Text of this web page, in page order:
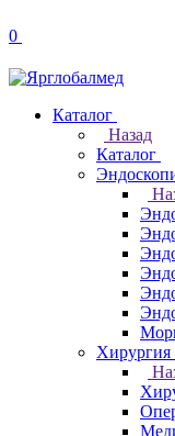
0
Каталог
Назад
Каталог
Хирургия